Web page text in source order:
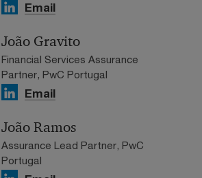
Email
João Gravito
Financial Services Assurance
Partner, PwC Portugal
Email
João Ramos
Assurance Lead Partner, PwC
Portugal